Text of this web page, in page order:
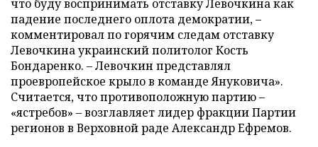
что буду воспринимать отставку Левочкина как
падение последнего оплота демократии, –
комментировал по горячим следам отставку
Левочкина украинский политолог Кость
Бондаренко. – Левочкин представлял
проевропейское крыло в команде Януковича».
Считается, что противоположную партию –
«ястребов» – возглавляет лидер фракции Партии
регионов в Верховной раде Александр Ефремов.